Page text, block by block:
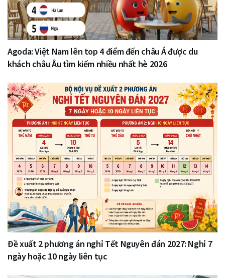
Agoda: Việt Nam lên top 4 điểm đến châu Á được du
khách châu Âu tìm kiếm nhiều nhất hè 2026
Đề xuất 2 phương án nghỉ Tết Nguyên đán 2027: Nghỉ 7
ngày hoặc 10 ngày liên tục